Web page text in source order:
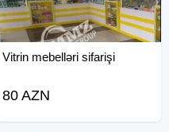
Vitrin mebelləri sifarişi
80 AZN